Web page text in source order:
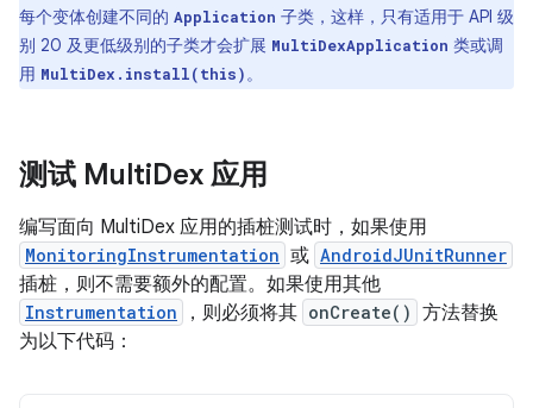
每个变体创建不同的 Application 子类，这样，只有适用于 API 级
别 20 及更低级别的子类才会扩展 MultiDexApplication 类或调
用 MultiDex.install(this)。
测试 MultiDex 应用
编写面向 MultiDex 应用的插桩测试时，如果使用
MonitoringInstrumentation 或 AndroidJUnitRunner
插桩，则不需要额外的配置。如果使用其他
Instrumentation ，则必须将其 onCreate() 方法替换
为以下代码：